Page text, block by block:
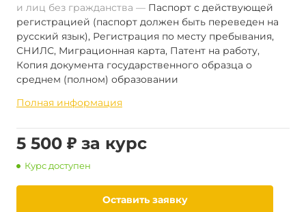
и лиц без гражданства
Паспорт с действующей
регистрацией (паспорт должен быть переведен на
русский язык), Регистрация по месту пребывания,
СНИЛС, Миграционная карта, Патент на работу,
Копия документа государственного образца о
среднем (полном) образовании
Полная информация
5 500 ₽ за курс
Курс доступен
Оставить заявку